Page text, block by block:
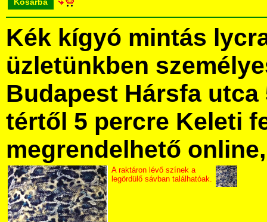
Kék kígyó mintás
üzletünkben
Budapest Hársfa utca
tértől 5 percre Keleti
megrendelhető
A raktáron lévő színek a
legördülő sávban találhatóak.